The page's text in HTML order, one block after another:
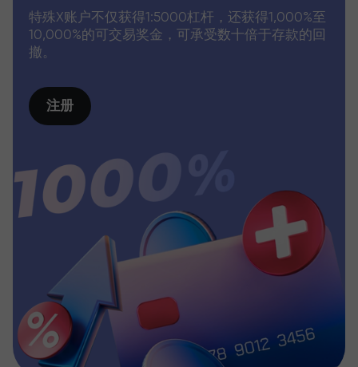
特殊X账户不仅获得1:5000杠杆，还获得1,000%至
10,000%的可交易奖金，可承受数十倍于存款的回
撤。
注册